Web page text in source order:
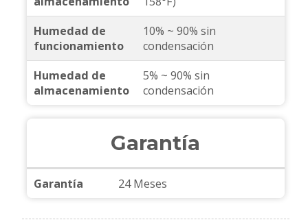
Humedad de
funcionamiento
10% ~ 90% sin
condensación
Humedad de
almacenamiento
5% ~ 90% sin
condensación
Garantía
Garantía 24 Meses